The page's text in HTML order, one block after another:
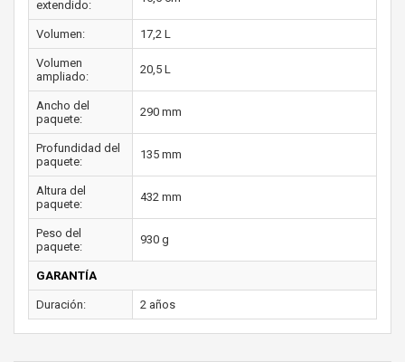
extendido:
Volumen: 17,2 L
Volumen
ampliado:
20,5 L
Ancho del
paquete:
290 mm
Profundidad del
paquete:
135 mm
Altura del
paquete:
432 mm
Peso del
paquete:
930 g
GARANTÍA
Duración: 2 años